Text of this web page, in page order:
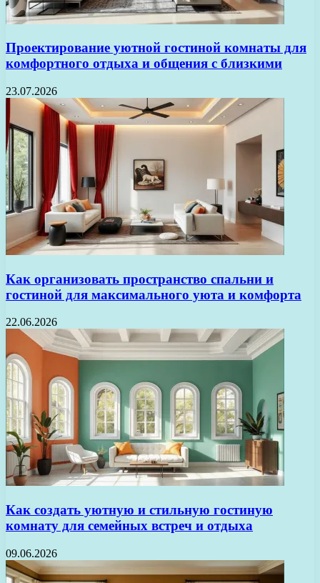
Проектирование уютной гостиной комнаты для
комфортного отдыха и общения с близкими
23.07.2026
Как организовать пространство спальни и
гостиной для максимального уюта и комфорта
22.06.2026
Как создать уютную и стильную гостиную
комнату для семейных встреч и отдыха
09.06.2026